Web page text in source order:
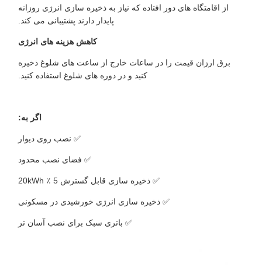
از اقامتگاه های دور افتاده که نیاز به ذخیره سازی انرژی روزانه
پایدار دارند پشتیبانی می کند.
کاهش هزینه های انرژی
برق ارزان قیمت را در ساعات خارج از ساعت های شلوغ ذخیره
کنید و در دوره های شلوغ استفاده کنید.
اگر به:
✅ نصب روی دیوار
✅ فضای نصب محدود
✅ ذخیره سازی قابل گسترش 5 ٪ 20kWh
✅ ذخیره سازی انرژی خورشیدی در مسکونی
✅ باتری سبک برای نصب آسان تر